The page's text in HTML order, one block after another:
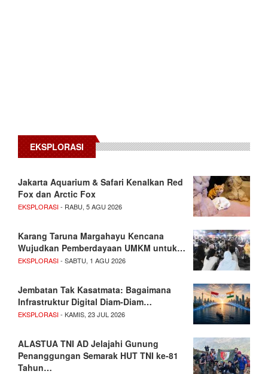
EKSPLORASI
Jakarta Aquarium & Safari Kenalkan Red
Fox dan Arctic Fox
EKSPLORASI- RABU, 5 AGU 2026
Karang Taruna Margahayu Kencana
Wujudkan Pemberdayaan UMKM untuk…
EKSPLORASI- SABTU, 1 AGU 2026
Jembatan Tak Kasatmata: Bagaimana
Infrastruktur Digital Diam-Diam…
EKSPLORASI- KAMIS, 23 JUL 2026
ALASTUA TNI AD Jelajahi Gunung
Penanggungan Semarak HUT TNI ke-81
Tahun…